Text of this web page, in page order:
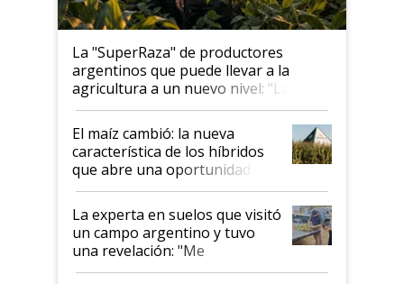
La "SuperRaza" de productores
argentinos que puede llevar a la
agricultura a un nuevo nivel: "Las
posibilidades de crecimiento son
infinitas"
El maíz cambió: la nueva
característica de los híbridos
que abre una oportunidad en
el lote
La experta en suelos que visitó
un campo argentino y tuvo
una revelación: "Me
impresionó mucho"